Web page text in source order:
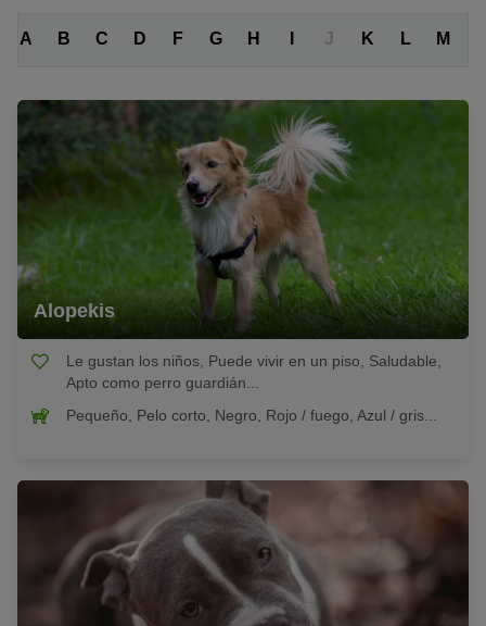
A B C D F G H J K L M
Alopekis
Le gustan los niños, Puede vivir en un piso, Saludable,
Apto como perro guardián...
Pequeño, Pelo corto, Negro, Rojo / fuego, Azul / gris...